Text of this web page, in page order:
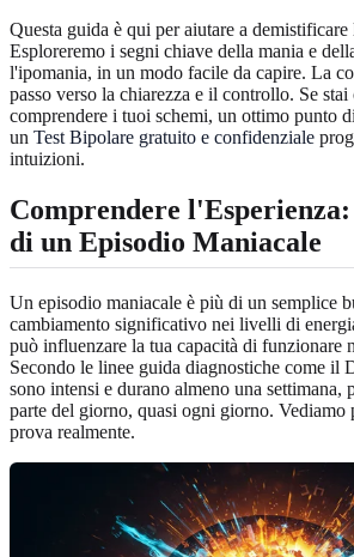
Questa guida è qui per aiutare a demistificare
Esploreremo i segni chiave della mania e
l'ipomania, in un modo facile da capire. La
passo verso la chiarezza e il controllo. Se stai
comprendere i tuoi schemi, un ottimo punto
un Test Bipolare gratuito e confidenziale
intuizioni.
Comprendere l'Esperienza:
di un Episodio Maniacale
Un episodio maniacale è più di un semplice
cambiamento significativo nei livelli di
può influenzare la tua capacità di funzionare
Secondo le linee guida diagnostiche come il
sono intensi e durano almeno una settimana,
parte del giorno, quasi ogni giorno. Vediamo
prova realmente.